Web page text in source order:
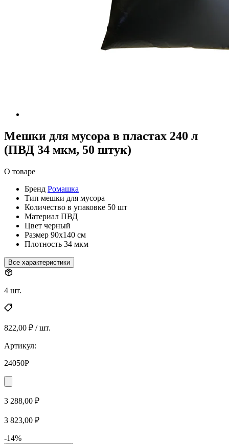
Мешки для мусора в пластах 240 л
(ПВД 34 мкм, 50 штук)
О товаре
Бренд Ромашка
Тип мешки для мусора
Количество в упаковке 50 шт
Материал ПВД
Цвет черный
Размер 90х140 см
Плотность 34 мкм
Все характеристики
4 шт.
822,00 ₽ / шт.
Артикул:
24050P
3 288,00 ₽
3 823,00 ₽
-14%